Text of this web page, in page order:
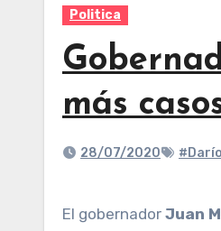
Politica
más
28/07/2020
El gobernador Juan